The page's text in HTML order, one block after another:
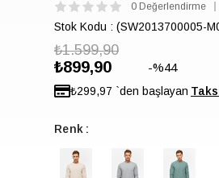
0 Değerlendirme
Stok Kodu (SW2013700005-
₺1.599,90
₺899,90 44
₺299,97 `den başlayan
Renk